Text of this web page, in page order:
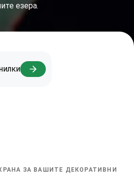
езера.
ЗА ВАШИТЕ ДЕКОРАТИВНИ